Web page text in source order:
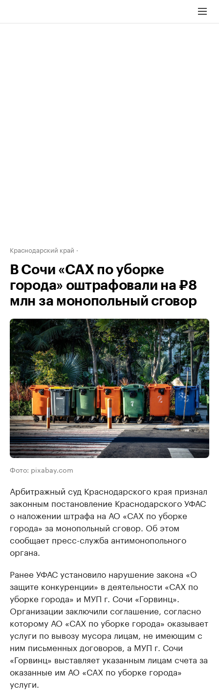
Краснодарский край
В Сочи «САХ по уборке
города» оштрафовали на ₽8
млн за монопольный сговор
Фото: pixabay.com
Арбитражный суд Краснодарского края признал
законным постановление Краснодарского УФАС
о наложении штрафа на АО «САХ по уборке
города» за монопольный сговор. Об этом
сообщает пресс-служба антимонопольного
органа.
Ранее УФАС установило нарушение закона «О
защите конкуренции» в деятельности «САХ по
уборке города» и МУП г. Сочи «Горвинц».
Организации заключили соглашение, согласно
которому АО «САХ по уборке города» оказывает
услуги по вывозу мусора лицам, не имеющим с
ним письменных договоров, а МУП г. Сочи
«Горвинц» выставляет указанным лицам счета за
оказанные им АО «САХ по уборке города»
услуги.